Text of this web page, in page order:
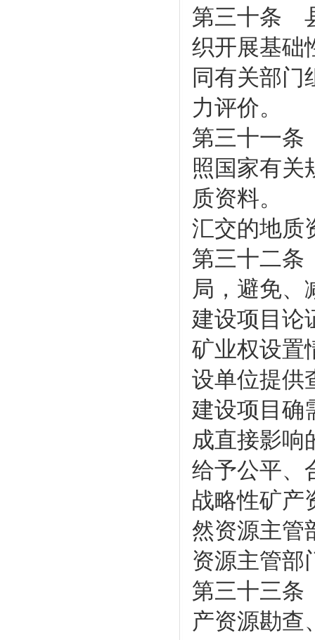
第三十条
织开展基础
同有关部门
力评价。
第三十一
照国家有关
质资料。
汇交的地质
第三十二
局，避免、
建设项目论
矿业权设置
设单位提供
建设项目确
成直接影响
给予公平、
战略性矿产
然资源主管
资源主管部
第三十三
产资源勘查